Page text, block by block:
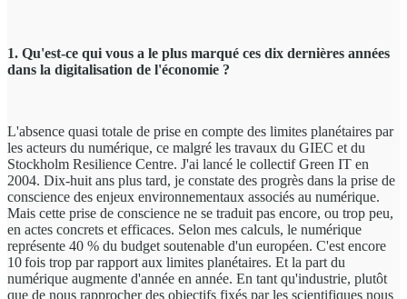
1. Qu'est-ce qui vous a le plus marqué ces dix dernières années
dans la digitalisation de l'économie ?
L'absence quasi totale de prise en compte des limites planétaires par
les acteurs du numérique, ce malgré les travaux du GIEC et du
Stockholm Resilience Centre. J'ai lancé le collectif Green IT en
2004. Dix-huit ans plus tard, je constate des progrès dans la prise de
conscience des enjeux environnementaux associés au numérique.
Mais cette prise de conscience ne se traduit pas encore, ou trop peu,
en actes concrets et efficaces. Selon mes calculs, le numérique
représente 40 % du budget soutenable d'un européen. C'est encore
10 fois trop par rapport aux limites planétaires. Et la part du
numérique augmente d'année en année. En tant qu'industrie, plutôt
que de nous rapprocher des objectifs fixés par les scientifiques nous